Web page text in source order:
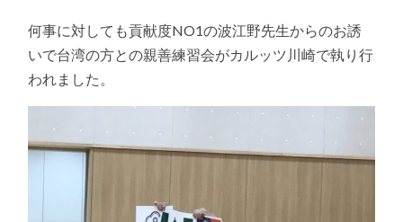
何事に対しても貢献度NO1の波江野先生からのお誘
いで台湾の方との親善練習会がカルッツ川崎で執り行
われました。